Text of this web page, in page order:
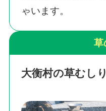
ゃいます。
草
大衡村の草むし